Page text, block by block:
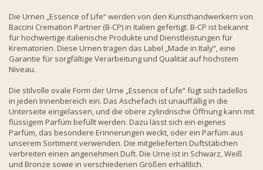
Die Urnen „Essence of Life“ werden von den Kunsthandwerkern von
Baccini Cremation Partner (B-CP) in Italien gefertigt. B-CP ist bekannt
für hochwertige italienische Produkte und Dienstleistungen für
Krematorien. Diese Urnen tragen das Label „Made in Italy“, eine
Garantie für sorgfältige Verarbeitung und Qualität auf höchstem
Niveau.
Die stilvolle ovale Form der Urne „Essence of Life“ fügt sich tadellos
in jeden Innenbereich ein. Das Aschefach ist unauffällig in die
Unterseite eingelassen, und die obere zylindrische Öffnung kann mit
flüssigem Parfüm befüllt werden. Dazu lässt sich ein eigenes
Parfüm, das besondere Erinnerungen weckt, oder ein Parfüm aus
unserem Sortiment verwenden. Die mitgelieferten Duftstäbchen
verbreiten einen angenehmen Duft. Die Urne ist in Schwarz, Weiß
und Bronze sowie in verschiedenen Größen erhältlich.